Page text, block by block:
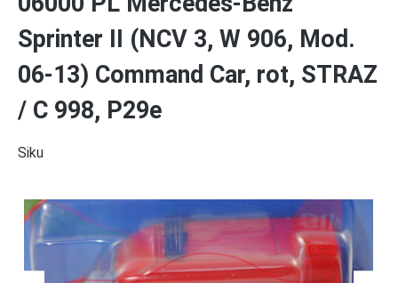
Sprinter II (NCV 3, W 906, Mod.
06-13) Command Car, rot, STRAZ
/ C 998, P29e
Siku
Bildergalerie überspringen